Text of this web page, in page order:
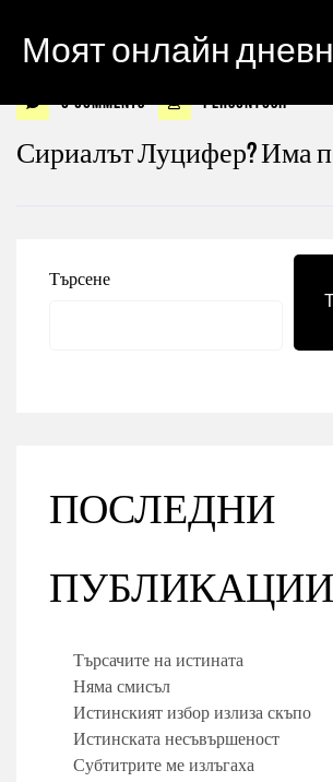
Моят онлайн
0 Comments personyosif
Сириалът Луцифер? Има
Търсене
ПОСЛЕДНИ
ПУБЛИКАЦИИ
Търсачите на истината
Няма смисъл
Истинският избор излиза скъпо
Истинската несъвършеност
Субтитрите ме излъгаха